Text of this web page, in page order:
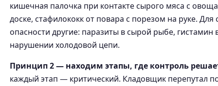
кишечная палочка при контакте сырого мяса с
доске, стафилококк от повара с порезом на руке. Для
опасности другие: паразиты в сырой рыбе, гистамин
нарушении холодовой цепи.
Принцип 2 — находим этапы, где контроль
каждый этап — критический. Кладовщик перепутал